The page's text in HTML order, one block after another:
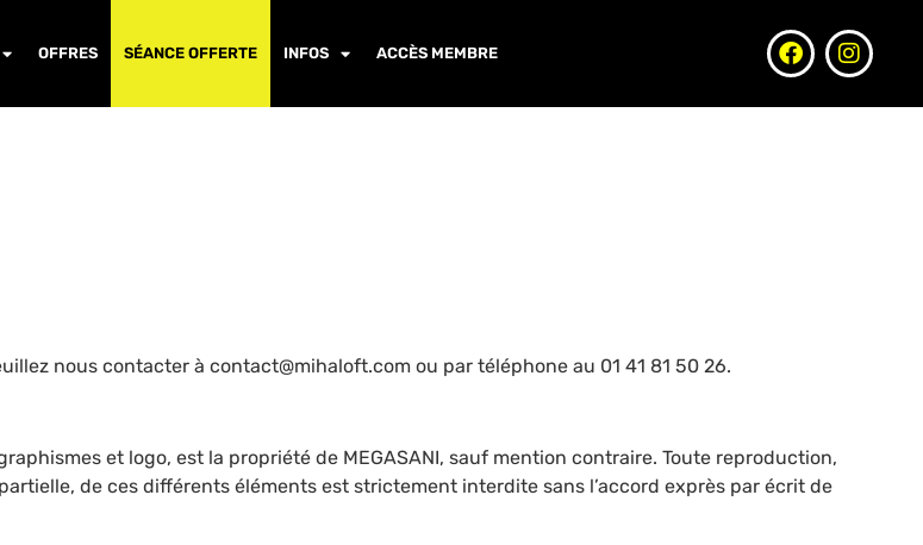
OFFRES SÉANCE OFFERTE INFOS ACCÈS MEMBRE
nous contacter à contact@mihaloft.com ou par téléphone au 01 41 81 50 26.
et logo, est la propriété de MEGASANI, sauf mention contraire. Toute reproduction,
de ces différents éléments est strictement interdite sans l’accord exprès par écrit de